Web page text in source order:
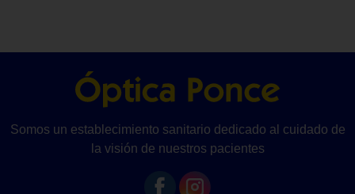
Somos un establecimiento sanitario dedicado al cuidado de
la visión de nuestros pacientes